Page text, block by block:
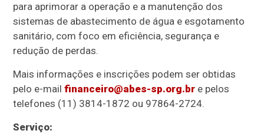
para aprimorar a operação e a manutenção dos
sistemas de abastecimento de água e esgotamento
sanitário, com foco em eficiência, segurança e
redução de perdas.
Mais informações e inscrições podem ser obtidas
pelo e-mailfinanceiro@abes-sp.org.br e pelos
telefones (11) 3814-1872 ou 97864-2724.
Serviço: